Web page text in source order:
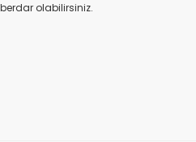
olabilirsiniz.